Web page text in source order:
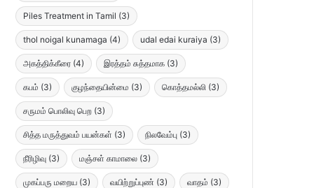
Piles Treatment in Tamil (3)
thol noigal kunamaga (4) udal edai kuraiya (3)
அகத்திக்கீரை (4) இரத்தம் சுத்தமாக (3)
கபம் (3) குழந்தையின்மை (3) கொத்தமல்லி (3)
சருமம் பொலிவு பெற (3)
சித்த மருத்துவம் பயன்கள் (3) நிலவேம்பு (3)
நீரிழிவு (3) மஞ்சள் காமாலை (3)
முகப்பரு மறைய (3) வயிற்றுப்புண் (3) வாதம் (3)